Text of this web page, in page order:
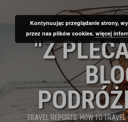
"Z
TRAVEL REPORTS. HOW TO TRAVEL
Kontynuując przeglądanie strony,
przez nas plików cookies.więcej